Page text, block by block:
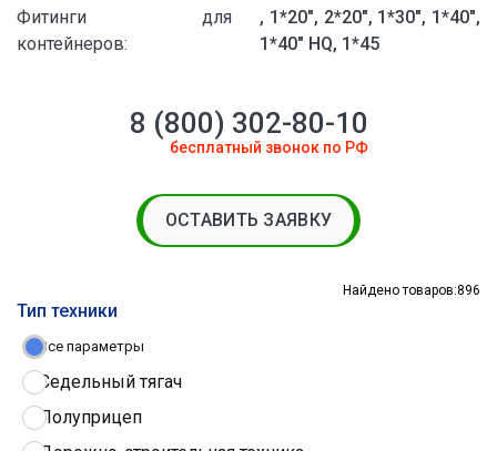
Найдено товаров:896
Тип техники
Все параметры
Седельный тягач
Полуприцеп
Фитинги для
контейнеров:
, 1*20", 2*20", 1*30", 1*40",
1*40" HQ, 1*45
8 (800) 302-80-10
бесплатный звонок по РФ
ОСТАВИТЬ ЗАЯВКУ